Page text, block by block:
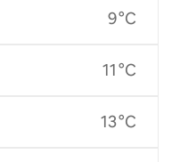
9 °C
11 °C
13 °C